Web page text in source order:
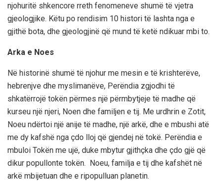
njohuritë shkencore rreth fenomeneve shumë të vjetra
gjeologjike. Këtu po rendisim 10 histori të lashta nga e
gjithë bota, dhe gjeologjinë që mund të ketë ndikuar mbi to.
Arka e Noes
Në historinë shumë të njohur me mesin e të krishterëve,
hebrenjve dhe myslimanëve, Perëndia zgjodhi të
shkatërrojë tokën përmes një përmbytjeje të madhe që
kurseu një njeri, Noen dhe familjen e tij. Me urdhrin e Zotit,
Noeu ndërtoi një anije të madhe, një arkë, dhe e mbushi atë
me dy kafshë nga çdo lloj që gjendej në tokë. Perëndia e
mbuloi Tokën me ujë, duke mbytur gjithçka dhe çdo gjë që
dikur popullonte tokën. Noeu, familja e tij dhe kafshët në
arkë mbijetuan dhe e ripopulluan planetin.